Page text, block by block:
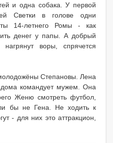
и одна собака. У первой
Светки в голове одни
14-летнего Ромы - как
денег у папы. А добрый
воры, спрячется
Степановы. Лена
дома командует мужем. Она
Женю смотреть футбол,
бы не Гена. Не ходить к
- для них это аттракцион,